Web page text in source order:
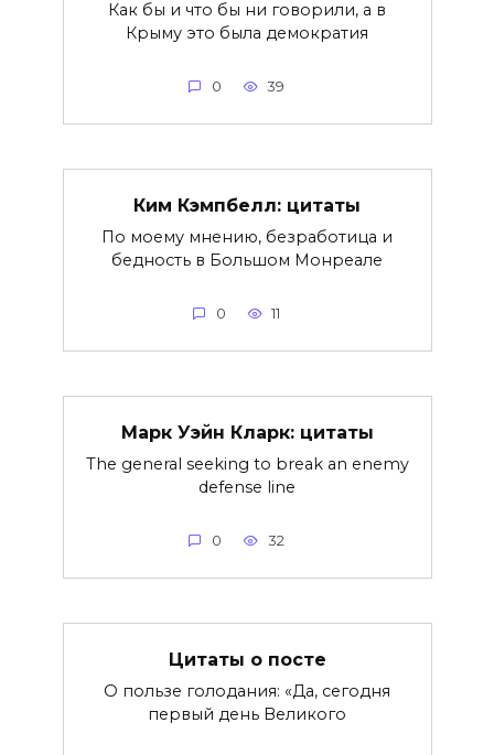
Как бы и что бы ни говорили, а в
Крыму это была демократия
0 39
Ким Кэмпбелл: цитаты
По моему мнению, безработица и
бедность в Большом Монреале
0 11
Марк Уэйн Кларк: цитаты
The general seeking to break an enemy
defense line
0 32
Цитаты о посте
О пользе голодания: «Да, сегодня
первый день Великого